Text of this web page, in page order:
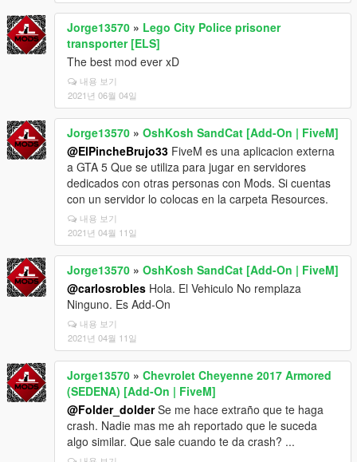
Jorge13570 » Lego City Police prisoner
transporter [ELS]
The best mod ever xD
내용 보기
2021년 06월 04일
Jorge13570 » OshKosh SandCat [Add-On | FiveM]
@ElPincheBrujo33 FiveM es una aplicacion externa
a GTA 5 Que se utiliza para jugar en servidores
dedicados con otras personas con Mods. Si cuentas
con un servidor lo colocas en la carpeta Resources.
내용 보기
2021년 04월 11일
Jorge13570 » OshKosh SandCat [Add-On | FiveM]
@carlosrobles Hola. El Vehiculo No remplaza
Ninguno. Es Add-On
내용 보기
2021년 04월 11일
Jorge13570 » Chevrolet Cheyenne 2017 Armored
(SEDENA) [Add-On | FiveM]
@Folder_dolderSe me hace extraño que te haga
crash. Nadie mas me ah reportado que le suceda
algo similar. Que sale cuando te da crash? ...